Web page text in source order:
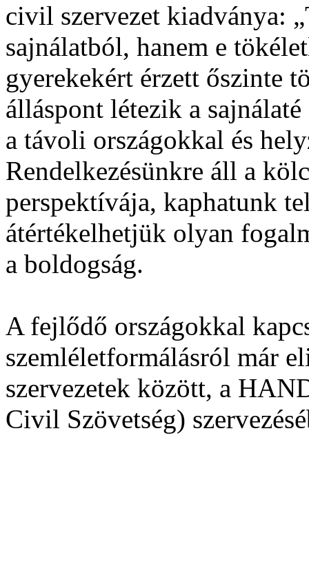
civil szervezet kiadványa:
sajnálatból, hanem e
gyerekekért érzett őszinte
álláspont létezik a
a távoli országokkal és
Rendelkezésünkre áll a
perspektívája, kaphatunk
átértékelhetjük olyan
a boldogság.
A fejlődő országokkal
szemléletformálásról már
szervezetek között, a
Civil Szövetség)